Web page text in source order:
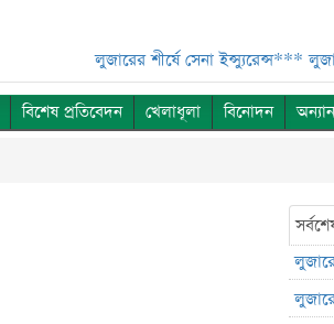
লুজারের শীর্ষে সেনা ইন্স্যুরেন্স*** লুজারের
বিশেষ প্রতিবেদন খেলাধূলা বিনোদন